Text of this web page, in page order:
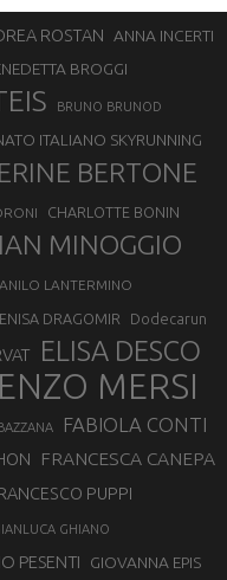
ROSTAN ANNA INCERTI
BROGGI
BRUNO BRUNOD
ITALIANO SKYRUNNING
BERTONE
CHARLOTTE BONIN
MINOGGIO
LANTERMINO
DRAGOMIR Dodecarun
ELISA DESCO
ENZO MERSI
FABIOLA CONTI
FRANCESCA CANEPA
PUPPI
GHIANO
PESENTI GIOVANNA EPIS